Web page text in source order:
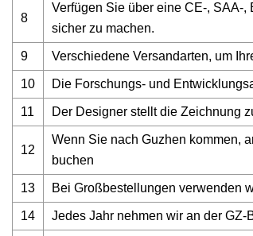
8
Verfügen Sie über eine CE-, SAA-,
sicher zu machen.
9 Verschiedene Versandarten, um
10 Die Forschungs- und
11 Der Designer stellt die Zeichnung
12
Wenn Sie nach Guzhen kommen,
buchen
13 Bei Großbestellungen verwenden
14 Jedes Jahr nehmen wir an der